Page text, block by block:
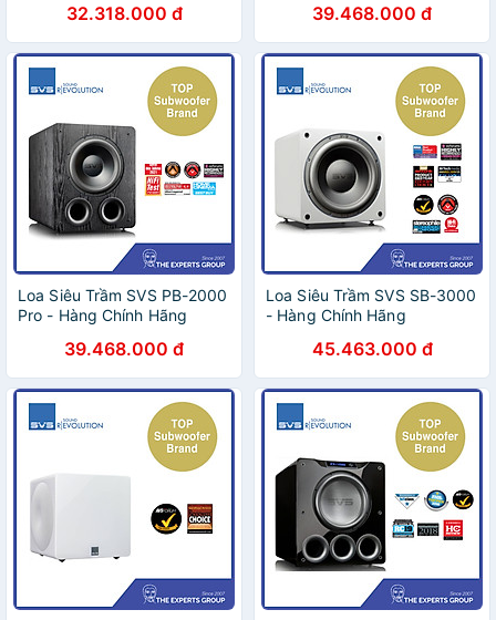
32.318.000 đ 39.468.000 đ
Loa Siêu Trầm SVS PB-2000
Pro - Hàng Chính Hãng
39.468.000 đ
Loa Siêu Trầm SVS SB-3000
- Hàng Chính Hãng
45.463.000 đ